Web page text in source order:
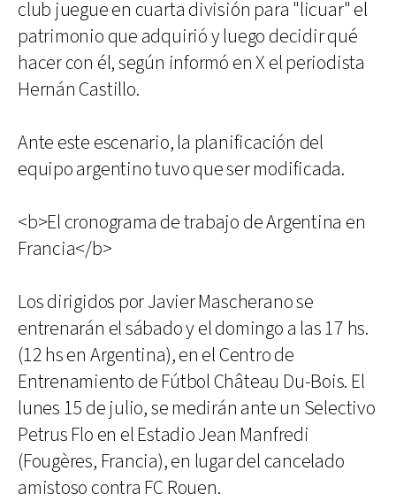
club juegue en cuarta división para "licuar" el
patrimonio que adquirió y luego decidir qué
hacer con él, según informó en X el periodista
Hernán Castillo.
Ante este escenario, la planificación del
equipo argentino tuvo que ser modificada.
<b>El cronograma de trabajo de Argentina en
Francia</b>
Los dirigidos por Javier Mascherano se
entrenarán el sábado y el domingo a las 17 hs.
(12 hs en Argentina), en el Centro de
Entrenamiento de Fútbol Château Du-Bois. El
lunes 15 de julio, se medirán ante un Selectivo
Petrus Flo en el Estadio Jean Manfredi
(Fougères, Francia), en lugar del cancelado
amistoso contra FC Rouen.